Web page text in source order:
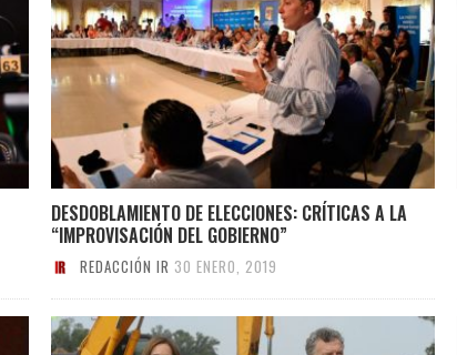
DESDOBLAMIENTO DE ELECCIONES: CRÍTICAS A LA
“IMPROVISACIÓN DEL GOBIERNO”
REDACCIÓN IR 30 ENERO, 2019